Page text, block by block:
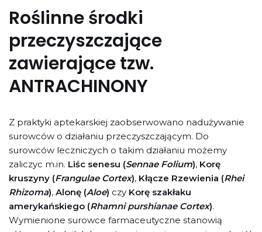
Roślinne środki
przeczyszczające
zawierające tzw.
ANTRACHINONY
Z praktyki aptekarskiej zaobserwowano nadużywanie
surowców o działaniu przeczyszczającym. Do
surowców leczniczych o takim działaniu możemy
zaliczyc m.in. Liśc senesu (Sennae Folium), Korę
kruszyny (Frangulae Cortex), Kłącze Rzewienia (Rhei
Rhizoma), Alonę (Aloe) czy Korę szakłaku
amerykańskiego (Rhamni purshianae Cortex).
Wymienione surowce farmaceutyczne stanowią